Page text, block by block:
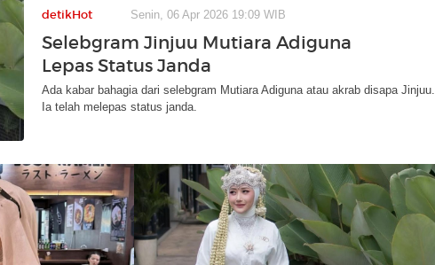
detikHot Senin, 06 Apr 2026 19:09 WIB
Selebgram Jinjuu Mutiara Adiguna
Lepas Status Janda
Ada kabar bahagia dari selebgram Mutiara Adiguna atau akrab disapa Jinjuu.
Ia telah melepas status janda.